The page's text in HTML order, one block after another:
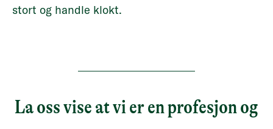
stort og handle klokt.
La oss vise at vi er en profesjon og